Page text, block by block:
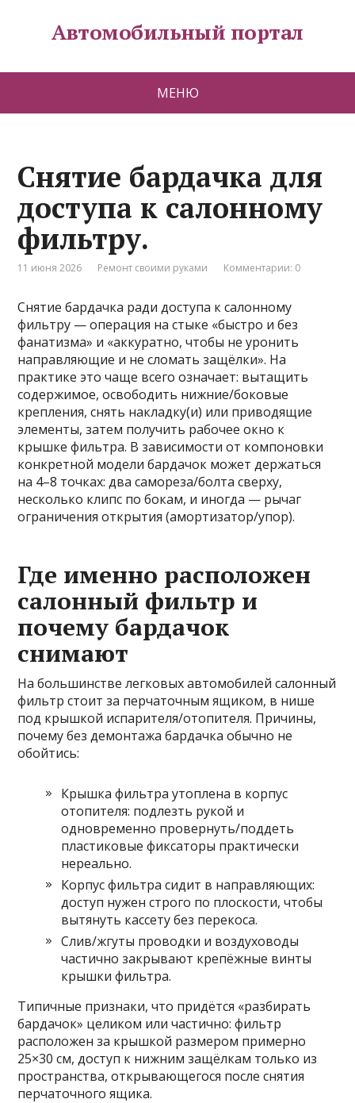
Автомобильный портал
МЕНЮ
Снятие бардачка для
доступа к салонному
фильтру.
11 июня 2026 Ремонт своими руками Комментарии: 0
Снятие бардачка ради доступа к салонному
фильтру — операция на стыке «быстро и без
фанатизма» и «аккуратно, чтобы не уронить
направляющие и не сломать защёлки». На
практике это чаще всего означает: вытащить
содержимое, освободить нижние/боковые
крепления, снять накладку(и) или приводящие
элементы, затем получить рабочее окно к
крышке фильтра. В зависимости от компоновки
конкретной модели бардачок может держаться
на 4–8 точках: два самореза/болта сверху,
несколько клипс по бокам, и иногда — рычаг
ограничения открытия (амортизатор/упор).
Где именно расположен
салонный фильтр и
почему бардачок
снимают
На большинстве легковых автомобилей салонный
фильтр стоит за перчаточным ящиком, в нише
под крышкой испарителя/отопителя. Причины,
почему без демонтажа бардачка обычно не
обойтись:
Крышка фильтра утоплена в корпус
отопителя: подлезть рукой и
одновременно провернуть/поддеть
пластиковые фиксаторы практически
нереально.
Корпус фильтра сидит в направляющих:
доступ нужен строго по плоскости, чтобы
вытянуть кассету без перекоса.
Слив/жгуты проводки и воздуховоды
частично закрывают крепёжные винты
крышки фильтра.
Типичные признаки, что придётся «разбирать
бардачок» целиком или частично: фильтр
расположен за крышкой размером примерно
25×30 см, доступ к нижним защёлкам только из
пространства, открывающегося после снятия
перчаточного ящика.